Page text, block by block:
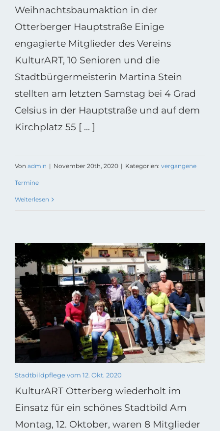
Weihnachtsbaumaktion in der
Otterberger Hauptstraße Einige
engagierte Mitglieder des Vereins
KulturART, 10 Senioren und die
Stadtbürgermeisterin Martina Stein
stellten am letzten Samstag bei 4 Grad
Celsius in der Hauptstraße und auf dem
Kirchplatz 55 [ ... ]
Von admin | November 20th, 2020 | Kategorien: vergangene
Termine
Weiterlesen
Stadtbildpflege vom 12. Okt. 2020
KulturART Otterberg wiederholt im
Einsatz für ein schönes Stadtbild Am
Montag, 12. Oktober, waren 8 Mitglieder